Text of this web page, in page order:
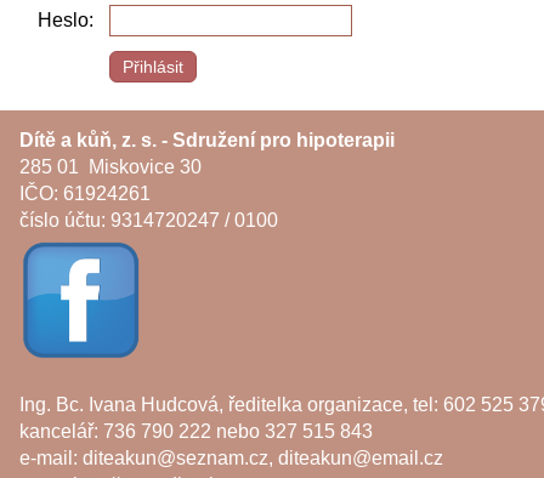
Heslo
Dítě a kůň, z. s. - Sdružení pro hipoterapii
285 01 Miskovice 30
IČO: 61924261
číslo účtu: 9314720247 / 0100
Ing. Bc. Ivana Hudcová, ředitelka organizace, tel: 602 525
kancelář: 736 790 222 nebo 327 515 843
e-mail: diteakun@seznam.cz, diteakun@email.cz